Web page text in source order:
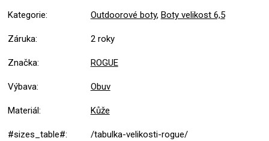
Kategorie: Outdoorové boty, Boty velikost 6,5
Záruka: 2 roky
Značka: ROGUE
Výbava: Obuv
Materiál: Kůže
#sizes_table#: /tabulka-velikosti-rogue/